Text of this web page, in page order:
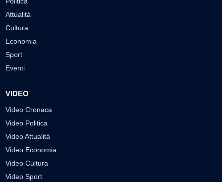
Attualità
Cultura
Economia
Sport
Eventi
VIDEO
Video Cronaca
Video Politica
Video Attualità
Video Economia
Video Cultura
Video Sport